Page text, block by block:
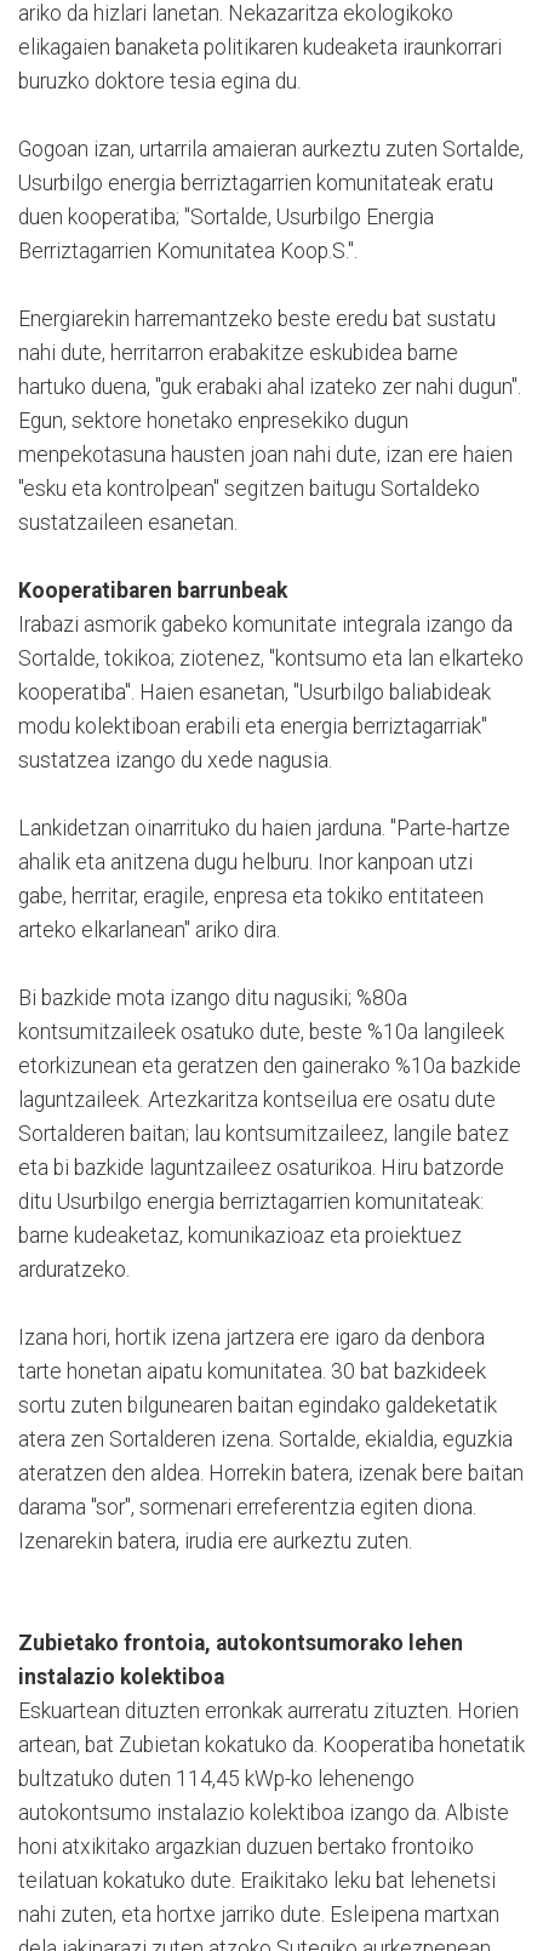
ariko da hizlari lanetan. Nekazaritza ekologikoko
elikagaien banaketa politikaren kudeaketa iraunkorrari
buruzko doktore tesia egina du.
Gogoan izan, urtarrila amaieran aurkeztu zuten Sortalde,
Usurbilgo energia berriztagarrien komunitateak eratu
duen kooperatiba; "Sortalde, Usurbilgo Energia
Berriztagarrien Komunitatea Koop.S.".
Energiarekin harremantzeko beste eredu bat sustatu
nahi dute, herritarron erabakitze eskubidea barne
hartuko duena, "guk erabaki ahal izateko zer nahi dugun".
Egun, sektore honetako enpresekiko dugun
menpekotasuna hausten joan nahi dute, izan ere haien
"esku eta kontrolpean" segitzen baitugu Sortaldeko
sustatzaileen esanetan.
Kooperatibaren barrunbeak
Irabazi asmorik gabeko komunitate integrala izango da
Sortalde, tokikoa; ziotenez, "kontsumo eta lan elkarteko
kooperatiba". Haien esanetan, "Usurbilgo baliabideak
modu kolektiboan erabili eta energia berriztagarriak"
sustatzea izango du xede nagusia.
Lankidetzan oinarrituko du haien jarduna. "Parte-hartze
ahalik eta anitzena dugu helburu. Inor kanpoan utzi
gabe, herritar, eragile, enpresa eta tokiko entitateen
arteko elkarlanean" ariko dira.
Bi bazkide mota izango ditu nagusiki; %80a
kontsumitzaileek osatuko dute, beste %10a langileek
etorkizunean eta geratzen den gainerako %10a bazkide
laguntzaileek. Artezkaritza kontseilua ere osatu dute
Sortalderen baitan; lau kontsumitzaileez, langile batez
eta bi bazkide laguntzaileez osaturikoa. Hiru batzorde
ditu Usurbilgo energia berriztagarrien komunitateak:
barne kudeaketaz, komunikazioaz eta proiektuez
arduratzeko.
Izana hori, hortik izena jartzera ere igaro da denbora
tarte honetan aipatu komunitatea. 30 bat bazkideek
sortu zuten bilgunearen baitan egindako galdeketatik
atera zen Sortalderen izena. Sortalde, ekialdia, eguzkia
ateratzen den aldea. Horrekin batera, izenak bere baitan
darama "sor", sormenari erreferentzia egiten diona.
Izenarekin batera, irudia ere aurkeztu zuten.
Zubietako frontoia, autokontsumorako lehen
instalazio kolektiboa
Eskuartean dituzten erronkak aurreratu zituzten. Horien
artean, bat Zubietan kokatuko da. Kooperatiba honetatik
bultzatuko duten 114,45 kWp-ko lehenengo
autokontsumo instalazio kolektiboa izango da. Albiste
honi atxikitako argazkian duzuen bertako frontoiko
teilatuan kokatuko dute. Eraikitako leku bat lehenetsi
nahi zuten, eta hortxe jarriko dute. Esleipena martxan